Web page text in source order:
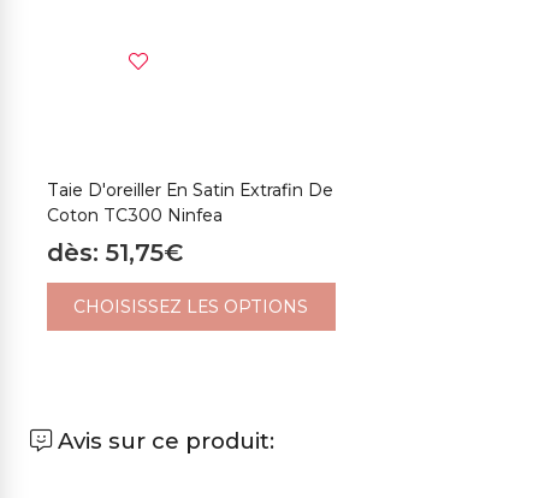
Taie D'oreiller En Satin Extrafin De
Coton TC300 Ninfea
dès: 51,75€
CHOISISSEZ LES OPTIONS
Avis sur ce produit: